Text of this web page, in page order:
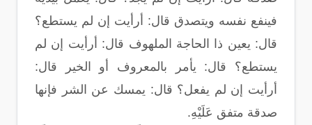
فينفع نفسه ويتصدق قال: أرأيت إن لم يستطع؟
قال: يعين ذا الحاجة الملهوف قال: أرأيت إن لم
يستطع؟ قال: يأمر بالمعروف أو الخير قال:
أرأيت إن لم يفعل؟ قال: يمسك عن الشر فإنها
صدقة متفق عَلَيْهِ.